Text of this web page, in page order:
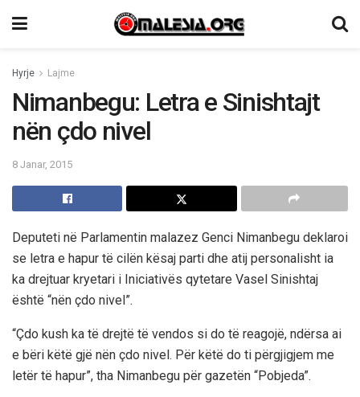
Hyrje Lajme
Nimanbegu: Letra e Sinishtajt
nën çdo nivel
8 Janar, 2015
Deputeti në Parlamentin malazez Genci Nimanbegu deklaroi
se letra e hapur të cilën kësaj parti dhe atij personalisht ia
ka drejtuar kryetari i Iniciativës qytetare Vasel Sinishtaj
është “nën çdo nivel”.
“Çdo kush ka të drejtë të vendos si do të reagojë, ndërsa ai
e bëri këtë gjë nën çdo nivel. Për këtë do ti përgjigjem me
letër të hapur”, tha Nimanbegu për gazetën “Pobjeda”.